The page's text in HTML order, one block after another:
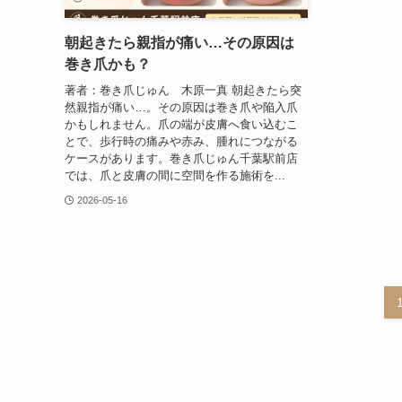
朝起きたら親指が痛い…その原因は
巻き爪かも？
著者：巻き爪じゅん 木原一真 朝起きたら突
然親指が痛い…。その原因は巻き爪や陥入爪
かもしれません。爪の端が皮膚へ食い込むこ
とで、歩行時の痛みや赤み、腫れにつながる
ケースがあります。巻き爪じゅん千葉駅前店
では、爪と皮膚の間に空間を作る施術を...
2026-05-16
1